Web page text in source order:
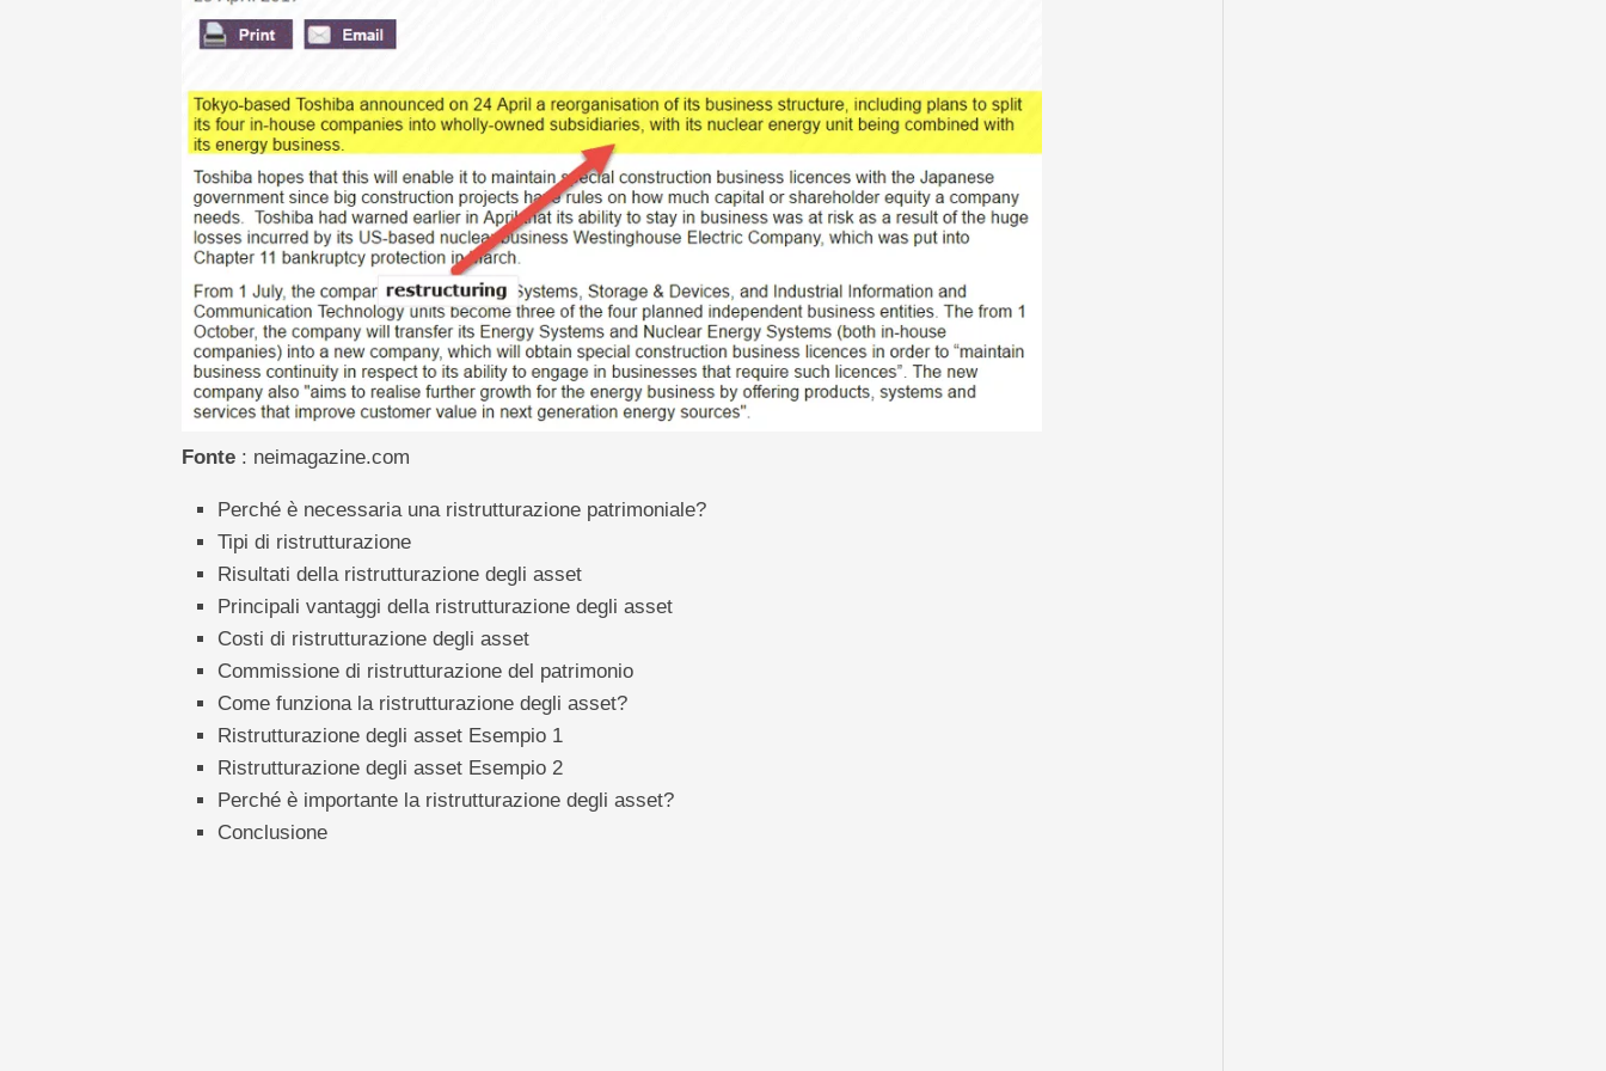
Fonte: neimagazine.com
Perché è necessaria una ristrutturazione patrimoniale?
Tipi di ristrutturazione
Risultati della ristrutturazione degli asset
Principali vantaggi della ristrutturazione degli asset
Costi di ristrutturazione degli asset
Commissione di ristrutturazione del patrimonio
Come funziona la ristrutturazione degli asset?
Ristrutturazione degli asset Esempio 1
Ristrutturazione degli asset Esempio 2
Perché è importante la ristrutturazione degli asset?
Conclusione